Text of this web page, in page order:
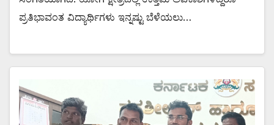
ಪ್ರತಿಭಾವಂತ ವಿದ್ಯಾರ್ಥಿಗಳು ಇನ್ನಷ್ಟು ಬೆಳೆಯಲು…